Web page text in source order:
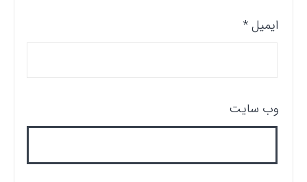
ایمیل*
وب‌ سایت